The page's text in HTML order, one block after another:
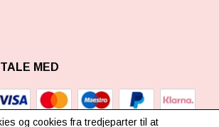
MED
og cookies fra tredjeparter til at